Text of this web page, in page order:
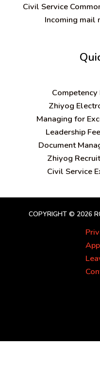
Civil Service
Incoming mail
C
Zhiyog
Managing for
Leadership
Document
Zhiyog
Civil Service
COPYRIGHT © 2026